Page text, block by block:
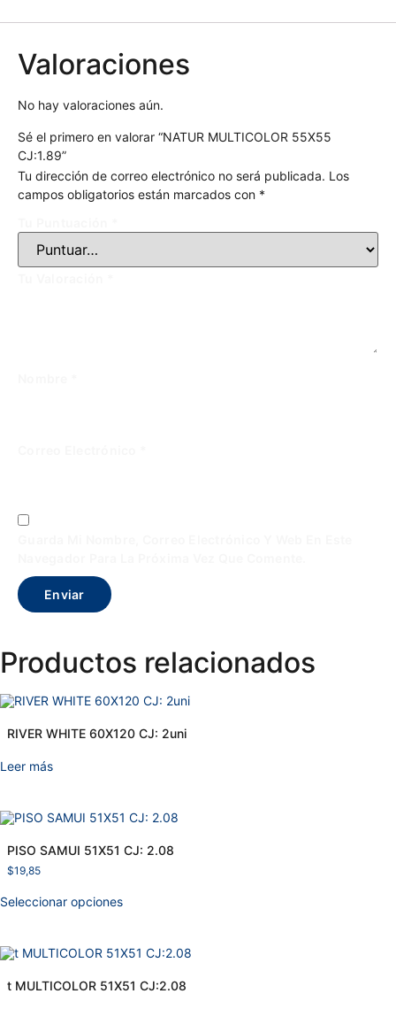
Valoraciones
No hay valoraciones aún.
Sé el primero en valorar “NATUR MULTICOLOR 55X55
CJ:1.89”
Tu dirección de correo electrónico no será publicada. Los
campos obligatorios están marcados con *
Productos relacionados
RIVER WHITE 60X120 CJ: 2uni
Leer más
PISO SAMUI 51X51 CJ: 2.08
$19,85
Seleccionar opciones
t MULTICOLOR 51X51 CJ:2.08